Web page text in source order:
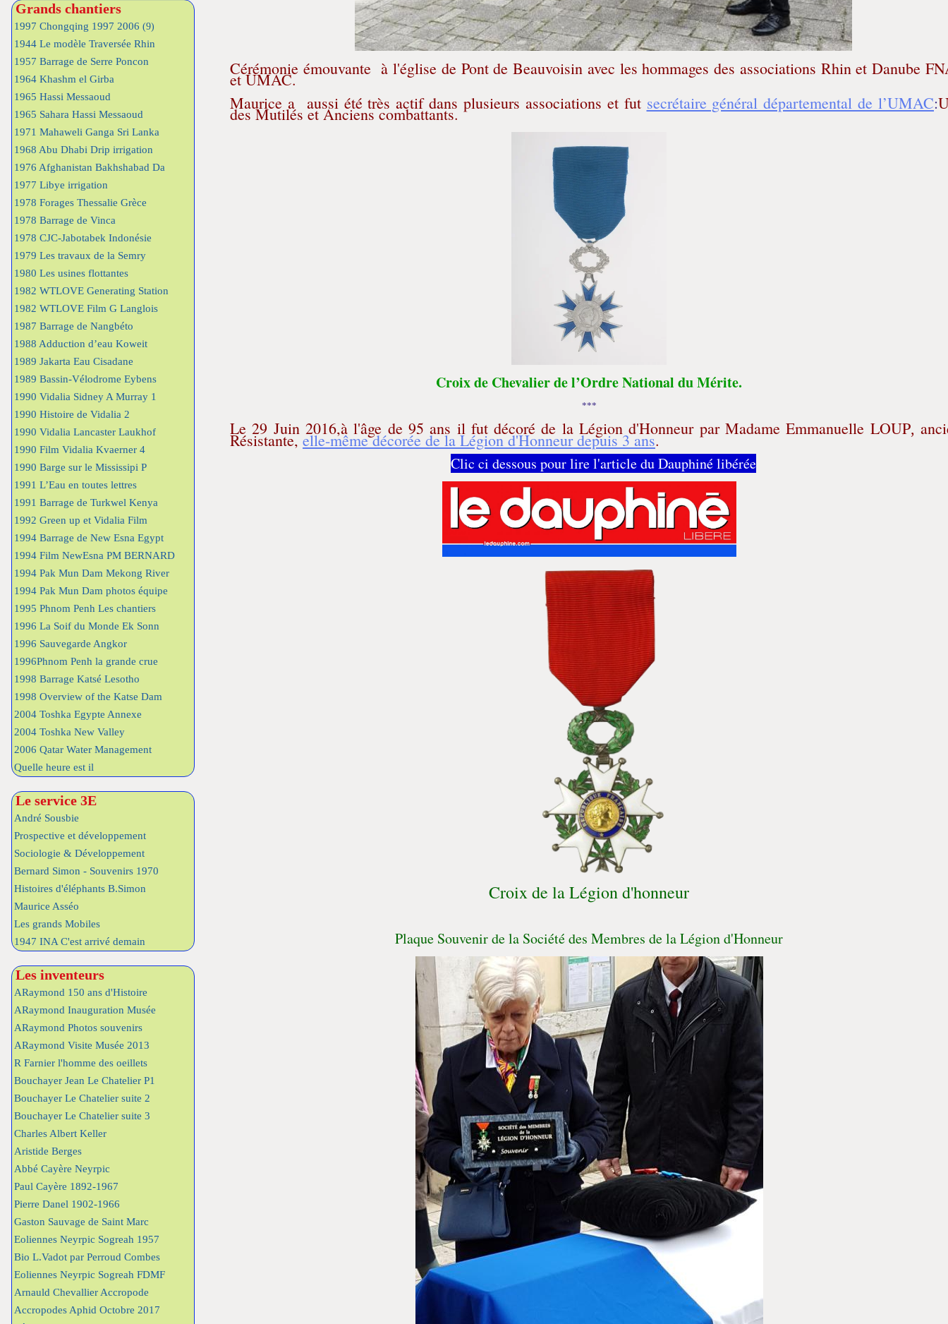
Grands chantiers
1997 Chongqing 1997 2006 (9)
1944 Le modèle Traversée Rhin
1957 Barrage de Serre Poncon
1964 Khashm el Girba
1965 Hassi Messaoud
1965 Sahara Hassi Messaoud
1971 Mahaweli Ganga Sri Lanka
1968 Abu Dhabi Drip irrigation
1976 Afghanistan Bakhshabad Da
1977 Libye irrigation
1978 Forages Thessalie Grèce
1978 Barrage de Vinca
1978 CJC-Jabotabek Indonésie
1979 Les travaux de la Semry
1980 Les usines flottantes
1982 WTLOVE Generating Station
1982 WTLOVE Film G Langlois
1987 Barrage de Nangbéto
1988 Adduction d’eau Koweit
1989 Jakarta Eau Cisadane
1989 Bassin-Vélodrome Eybens
1990 Vidalia Sidney A Murray 1
1990 Histoire de Vidalia 2
1990 Vidalia Lancaster Laukhof
1990 Film Vidalia Kvaerner 4
1990 Barge sur le Mississipi P
1991 L’Eau en toutes lettres
1991 Barrage de Turkwel Kenya
1992 Green up et Vidalia Film
1994 Barrage de New Esna Egypt
1994 Film NewEsna PM BERNARD
1994 Pak Mun Dam Mekong River
1994 Pak Mun Dam photos équipe
1995 Phnom Penh Les chantiers
1996 La Soif du Monde Ek Sonn
1996 Sauvegarde Angkor
1996Phnom Penh la grande crue
1998 Barrage Katsé Lesotho
1998 Overview of the Katse Dam
2004 Toshka Egypte Annexe
2004 Toshka New Valley
2006 Qatar Water Management
Quelle heure est il
Le service 3E
André Sousbie
Prospective et développement
Sociologie & Développement
Bernard Simon - Souvenirs 1970
Histoires d'éléphants B.Simon
Maurice Asséo
Les grands Mobiles
1947 INA C'est arrivé demain
Les inventeurs
ARaymond 150 ans d'Histoire
ARaymond Inauguration Musée
ARaymond Photos souvenirs
ARaymond Visite Musée 2013
R Farnier l'homme des oeillets
Bouchayer Jean Le Chatelier P1
Bouchayer Le Chatelier suite 2
Bouchayer Le Chatelier suite 3
Charles Albert Keller
Aristide Berges
Abbé Cayère Neyrpic
Paul Cayère 1892-1967
Pierre Danel 1902-1966
Gaston Sauvage de Saint Marc
Eoliennes Neyrpic Sogreah 1957
Bio L.Vadot par Perroud Combes
Eoliennes Neyrpic Sogreah FDMF
Arnauld Chevallier Accropode
Accropodes Aphid Octobre 2017
Cérémonie émouvante à l'église de Pont de Beauvoisin avec les hommages des associations Rhin et Danube
et UMAC.
Maurice a aussi été très actif dans plusieurs associations et fut secrétaire général départemental de l’UMAC:
des Mutilés et Anciens combattants.
Croix de Chevalier de l’Ordre National du Mérite.
***
Le 29 Juin 2016,à l'âge de 95 ans il fut décoré de la Légion d'Honneur par Madame Emmanuelle LOUP,
Résistante,elle-même décorée de la Légion d'Honneur depuis 3 ans.
Clic ci dessous pour lire l'article du Dauphiné libérée
Croix de la Légion d'honneur
Plaque Souvenir de la Société des Membres de la Légion d'Honneur